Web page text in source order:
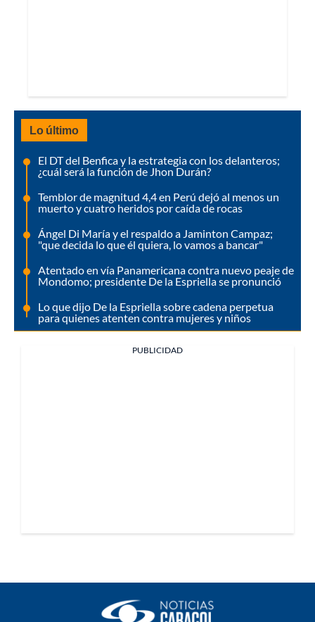
Lo último
El DT del Benfica y la estrategia con los delanteros;
¿cuál será la función de Jhon Durán?
Temblor de magnitud 4,4 en Perú dejó al menos un
muerto y cuatro heridos por caída de rocas
Ángel Di María y el respaldo a Jaminton Campaz;
"que decida lo que él quiera, lo vamos a bancar"
Atentado en vía Panamericana contra nuevo peaje de
Mondomo; presidente De la Espriella se pronunció
Lo que dijo De la Espriella sobre cadena perpetua
para quienes atenten contra mujeres y niños
PUBLICIDAD